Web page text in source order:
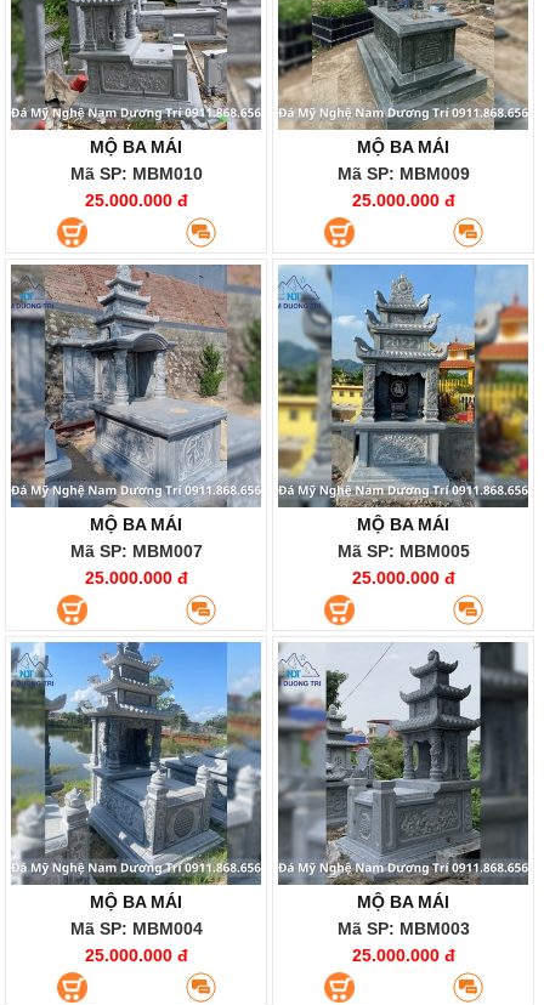
MỘ BA MÁI
Mã SP: MBM010
25.000.000 đ
MỘ BA MÁI
Mã SP: MBM009
25.000.000 đ
MỘ BA MÁI
Mã SP: MBM007
25.000.000 đ
MỘ BA MÁI
Mã SP: MBM005
25.000.000 đ
MỘ BA MÁI
Mã SP: MBM004
25.000.000 đ
MỘ BA MÁI
Mã SP: MBM003
25.000.000 đ